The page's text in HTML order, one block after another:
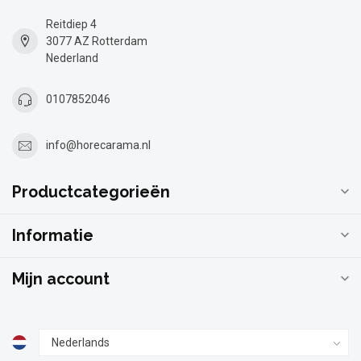
Reitdiep 4
3077 AZ Rotterdam
Nederland
0107852046
info@horecarama.nl
Productcategorieën
Informatie
Mijn account